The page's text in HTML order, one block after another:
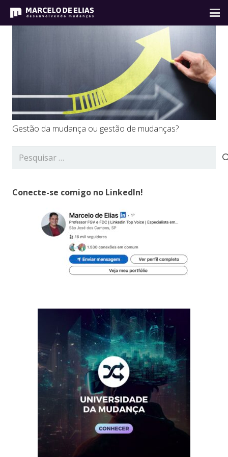
Gestão da mudança ou gestão de mudanças?
Pesquisar
Conecte-se comigo no LinkedIn!